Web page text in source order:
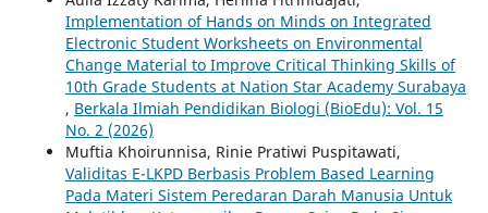
Implementation of Hands on Minds on Integrated
Electronic Student Worksheets on Environmental
Change Material to Improve Critical Thinking Skills of
10th Grade Students at Nation Star Academy Surabaya
, Berkala Ilmiah Pendidikan Biologi (BioEdu): Vol. 15
No. 2 (2026)
Muftia Khoirunnisa, Rinie Pratiwi Puspitawati,
Validitas E-LKPD Berbasis Problem Based Learning
Pada Materi Sistem Peredaran Darah Manusia Untuk